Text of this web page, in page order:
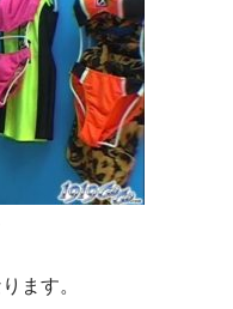
ます。